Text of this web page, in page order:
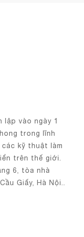
lập vào ngày 1
trong lĩnh
kỹ thuật làm
trên thế giới.
6, tòa nhà
Giấy, Hà Nội..